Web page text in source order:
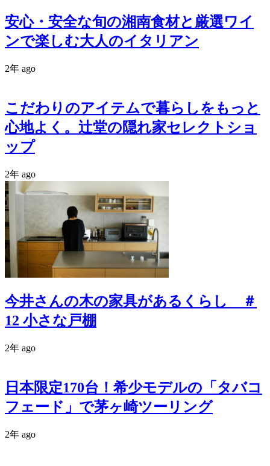
安心・安全な旬の湘南食材と厳選ワイ
ンで楽しむ大人のイタリアン
2年 ago
こだわりのアイテムで暮らしをもっと
心地よく。辻堂の隠れ家セレクトショ
ップ
2年 ago
今井さんの木の家具があるくらし ＃
12 小さな戸棚
2年 ago
日本限定170台！希少モデルの「タバコ
フェード」で茅ヶ崎ツーリング
2年 ago